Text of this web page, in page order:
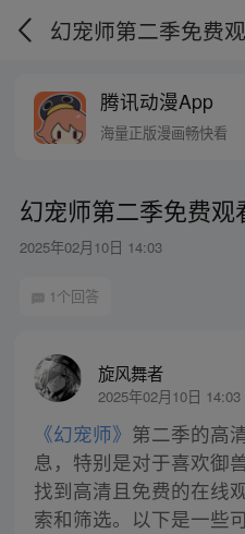
腾讯动漫App
海量正版漫画畅快看
幻宠师第二季免费观
2025年02月10日 14:03
1个回答
旋风舞者
2025年02月10日 14:03
《幻宠师》 第二季的高
息，特别是对于喜欢御
找到高清且免费的在线
索和筛选。以下是一些